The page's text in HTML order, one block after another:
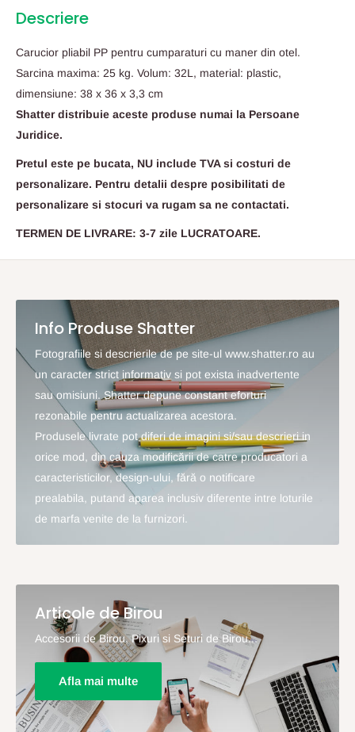
Descriere
Carucior pliabil PP pentru cumparaturi cu maner din otel.
Sarcina maxima: 25 kg. Volum: 32L, material: plastic,
dimensiune: 38 x 36 x 3,3 cm
Shatter distribuie aceste produse numai la Persoane
Juridice.
Pretul este pe bucata, NU include TVA si costuri de
personalizare. Pentru detalii despre posibilitati de
personalizare si stocuri va rugam sa ne contactati.
TERMEN DE LIVRARE: 3-7 zile LUCRATOARE.
Info Produse Shatter
Fotografiile si descrierile de pe site-ul www.shatter.ro au
un caracter strict informativ si pot exista inadvertente
sau omisiuni. Shatter depune constant eforturi
rezonabile pentru actualizarea acestora.
Produsele livrate pot diferi de imagini si/sau descrieri in
orice mod, din cauza modificării de catre producatori a
caracteristicilor, design-ului, fără o notificare
prealabila, putand aparea inclusiv diferente intre loturile
de marfa venite de la furnizori.
Articole de Birou
Accesorii de Birou, Pixuri si Seturi de Birou...
Afla mai multe